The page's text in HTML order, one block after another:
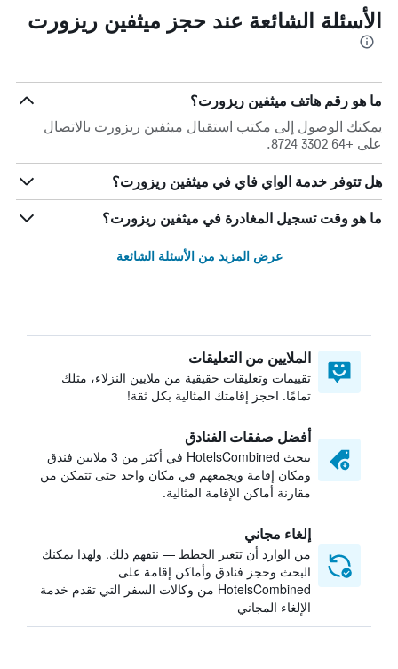
الأسئلة الشائعة عند حجز ميثفين ريزورت
ما هو رقم هاتف ميثفين ريزورت؟
يمكنك الوصول إلى مكتب استقبال ميثفين ريزورت بالاتصال
على +64 3302 8724.
هل تتوفر خدمة الواي فاي في ميثفين ريزورت؟
ما هو وقت تسجيل المغادرة في ميثفين ريزورت؟
عرض المزيد من الأسئلة الشائعة
الملايين من التعليقات
تقييمات وتعليقات حقيقية من ملايين النزلاء، مثلك
تمامًا. احجز إقامتك المثالية بكل ثقة!
أفضل صفقات الفنادق
يبحث HotelsCombined في أكثر من 3 ملايين فندق
ومكان إقامة ويجمعهم في مكان واحد حتى تتمكن من
مقارنة أماكن الإقامة المثالية.
إلغاء مجاني
من الوارد أن تتغير الخطط — نتفهم ذلك. ولهذا يمكنك
البحث وحجز فنادق وأماكن إقامة على
HotelsCombined من وكالات السفر التي تقدم خدمة
الإلغاء المجاني